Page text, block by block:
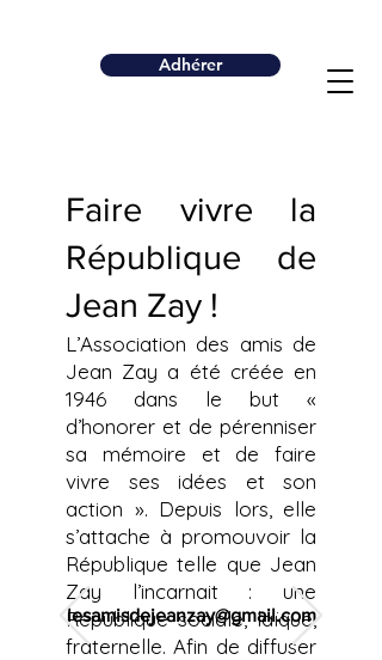
Adhérer
Faire vivre la
République de
Jean Zay !
L’Association des amis de
Jean Zay a été créée en
1946 dans le but «
d’honorer et de pérenniser
sa mémoire et de faire
vivre ses idées et son
action ». Depuis lors, elle
s’attache à promouvoir la
République telle que Jean
Zay l’incarnait : une
République sociale, laïque,
fraternelle. Afin de diffuser
lesamisdejeanzay@gmail.com